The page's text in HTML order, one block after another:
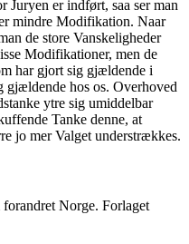
Juryen er indført, saa ser man
mindre Modifikation. Naar
de store Vanskeligheder
Modifikationer, men de
har gjort sig gjældende i
gjældende hos os. Overhoved
ytre sig umiddelbar
Tanke denne, at
jo mer Valget understrækkes.
Norge. Forlaget